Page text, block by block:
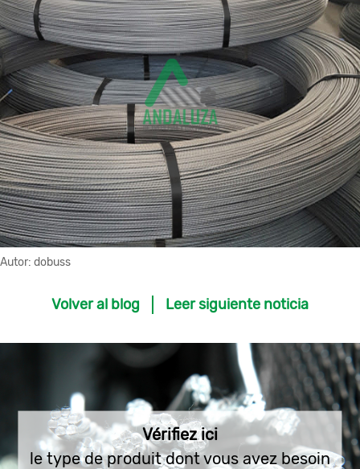
Autor: dobuss
Volver al blog Leer siguiente noticia
Vérifiez ici
le type de produit dont vous avez besoin